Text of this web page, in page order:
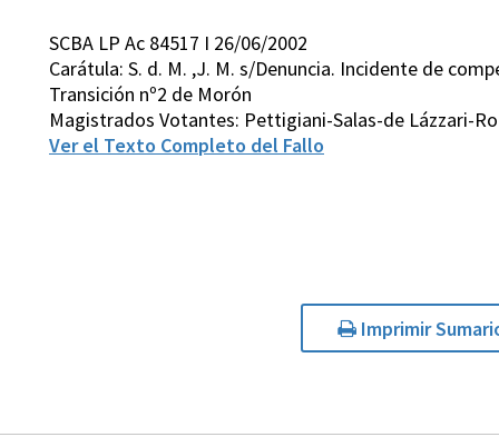
SCBA LP Ac 84517 I 26/06/2002
Carátula: S. d. M. ,J. M. s/Denuncia. Incidente de
Transición nº2 de Morón
Magistrados Votantes: Pettigiani-Salas-de Lázzari-
Ver el Texto Completo del Fallo
Imprimir